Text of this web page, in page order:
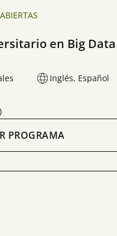
en Big Data
Inglés, Español
PROGRAMA